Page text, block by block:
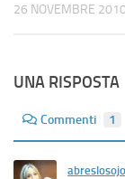
26 NOVEMBRE 2010
UNA RISPOSTA
Commenti 1